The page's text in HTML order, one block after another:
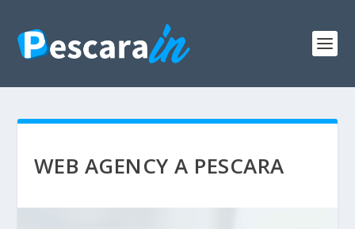
WEB AGENCY A PESCARA